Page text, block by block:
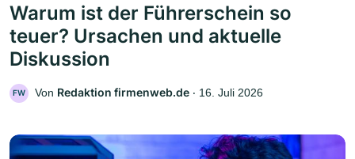
Warum ist der Führerschein so
teuer? Ursachen und aktuelle
Diskussion
FW Von Redaktion firmenweb.de ‧ 16. Juli 2026